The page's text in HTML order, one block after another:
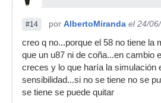
#14 por AlbertoMiranda el 24/
creo q no...porque el 58 no tiene la
que un u87 ni de coña...en cambio
creces y lo que haría la simulación
sensibilidad...si no se tiene no se
se tiene se puede quitar